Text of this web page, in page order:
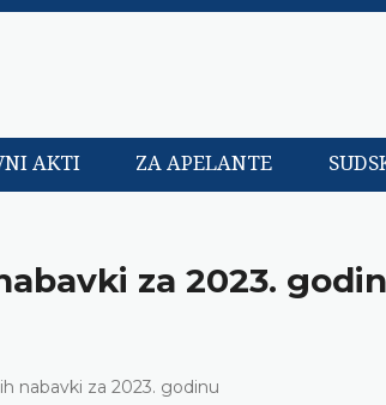
AKTI ZA APELANTE
za 2023.
nabavki za 2023. godinu